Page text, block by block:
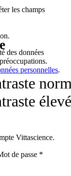
les champs
des données
personnelles.
Vittascience.
de passe *
élevé